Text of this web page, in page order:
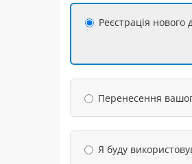
Реєстрація нового
Перенесення
Я буду